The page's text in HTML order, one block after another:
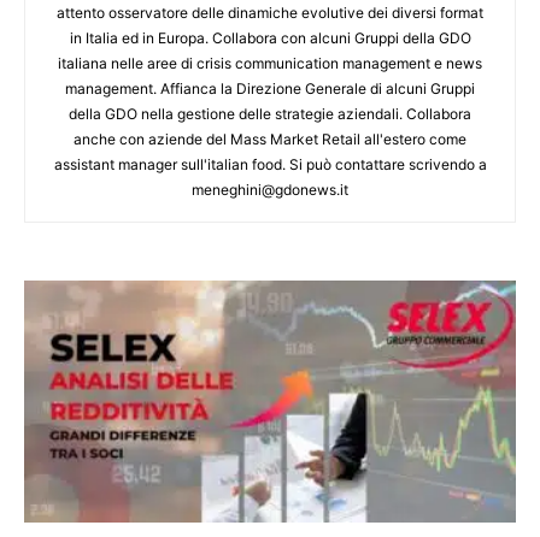
attento osservatore delle dinamiche evolutive dei diversi format
in Italia ed in Europa. Collabora con alcuni Gruppi della GDO
italiana nelle aree di crisis communication management e news
management. Affianca la Direzione Generale di alcuni Gruppi
della GDO nella gestione delle strategie aziendali. Collabora
anche con aziende del Mass Market Retail all'estero come
assistant manager sull'italian food. Si può contattare scrivendo a
meneghini@gdonews.it